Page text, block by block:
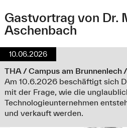
Gastvortrag von Dr.
Aschenbach
10.06.2026
THA / Campus am Brunnenlech
Am 10.6.2026 beschäftigt sich
mit der Frage, wie die
Technologieunternehmen
und verkauft werden.